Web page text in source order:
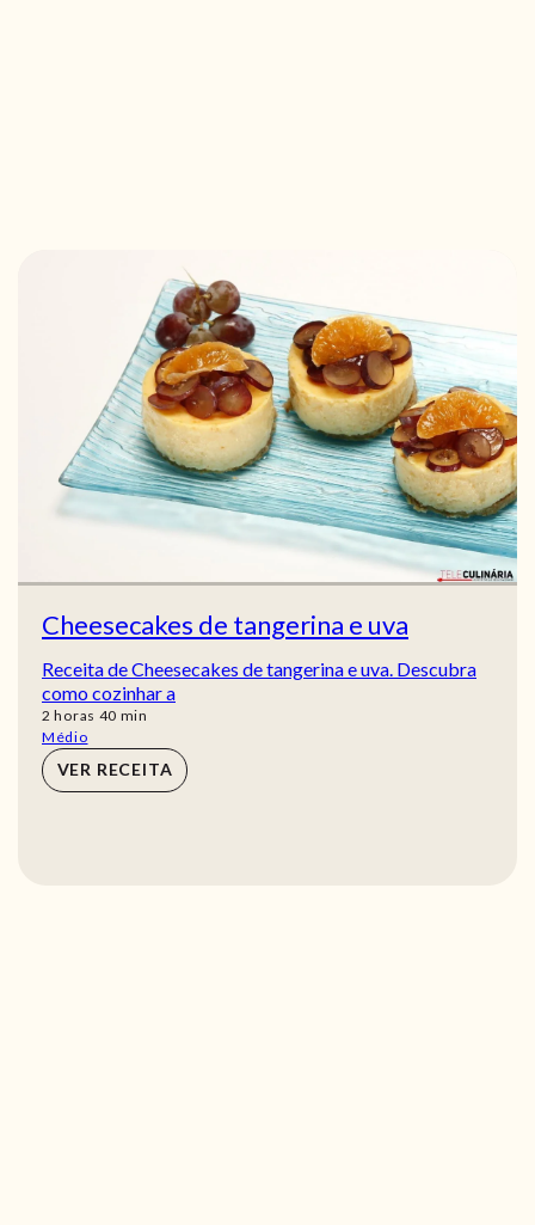
Cheesecakes de tangerina e uva
Receita de Cheesecakes de tangerina e uva. Descubra
como cozinhar a
2 horas
horas 40 min
min
Médio
VER RECEITA